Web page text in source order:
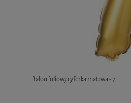
Balon foliowy cyferka matowa - 7